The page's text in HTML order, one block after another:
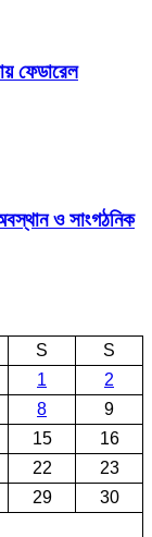
ফেডারেল
ও সাংগঠনিক
S
S
1
2
8
9
15
16
22
23
29
30